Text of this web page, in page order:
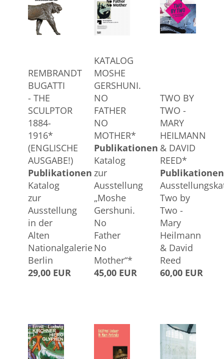
REMBRANDT
BUGATTI
- THE
SCULPTOR
1884-
1916*
(ENGLISCHE
AUSGABE!)
Publikationen
Katalog
zur
Ausstellung
in der
Alten
Nationalgalerie
Berlin
29,00 EUR
KATALOG
MOSHE
GERSHUNI.
NO
FATHER
NO
MOTHER*
Publikationen
Katalog
zur
Ausstellung
„Moshe
Gershuni.
No
Father
No
Mother“*
45,00 EUR
TWO BY
TWO -
MARY
HEILMANN
& DAVID
REED*
Publikationen
Two by
Two -
Mary
Heilmann
& David
Reed
60,00 EUR